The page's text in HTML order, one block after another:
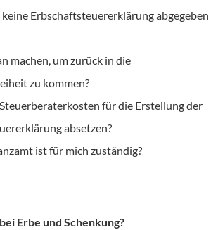
Erbschaftsteuererklärung abgegeben
machen, um zurück in die
zu kommen?
für die Erstellung der
absetzen?
ist für mich zuständig?
Erbe und Schenkung?